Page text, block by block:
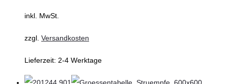
Produktseite
inkl. MwSt.
zzgl. Versandkosten
Lieferzeit: 2-4 Werktage